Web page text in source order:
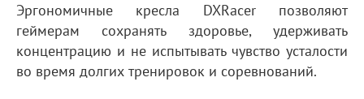
Эргономичные кресла DXRacer позволяют
геймерам сохранять здоровье, удерживать
концентрацию и не испытывать чувство усталости
во время долгих тренировок и соревнований.